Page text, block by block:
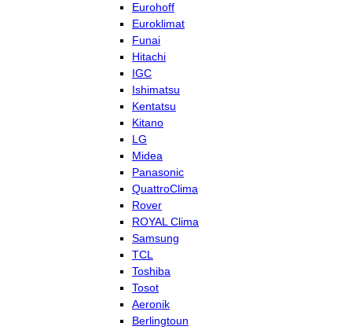
Eurohoff
Euroklimat
Funai
Hitachi
IGC
Ishimatsu
Kentatsu
Kitano
LG
Midea
Panasonic
QuattroClima
Rover
ROYAL Clima
Samsung
TCL
Toshiba
Tosot
Aeronik
Berlingtoun